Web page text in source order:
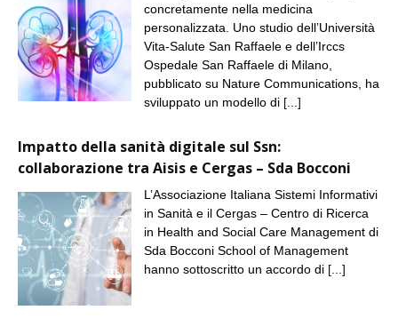
concretamente nella medicina
personalizzata. Uno studio dell’Università
Vita-Salute San Raffaele e dell’Irccs
Ospedale San Raffaele di Milano,
pubblicato su Nature Communications, ha
sviluppato un modello di [...]
Impatto della sanità digitale sul Ssn:
collaborazione tra Aisis e Cergas – Sda Bocconi
L’Associazione Italiana Sistemi Informativi
in Sanità e il Cergas – Centro di Ricerca
in Health and Social Care Management di
Sda Bocconi School of Management
hanno sottoscritto un accordo di [...]